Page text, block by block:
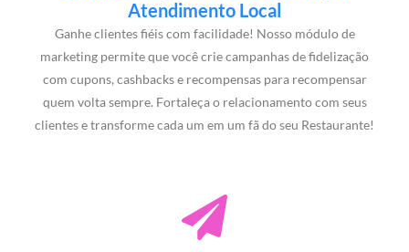
Atendimento Local
Ganhe clientes fiéis com facilidade! Nosso módulo de
marketing permite que você crie campanhas de fidelização
com cupons, cashbacks e recompensas para recompensar
quem volta sempre. Fortaleça o relacionamento com seus
clientes e transforme cada um em um fã do seu Restaurante!